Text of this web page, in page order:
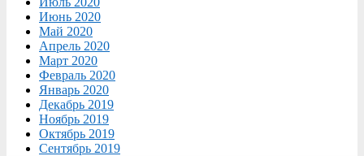
Июнь 2020
Май 2020
Апрель 2020
Март 2020
Февраль 2020
Январь 2020
Декабрь 2019
Ноябрь 2019
Октябрь 2019
Сентябрь 2019